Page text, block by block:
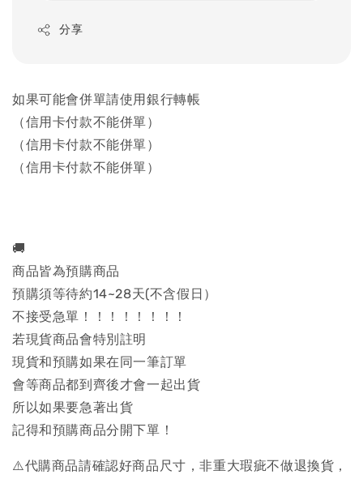
分享
如果可能會併單請使用銀行轉帳
（信用卡付款不能併單）
（信用卡付款不能併單）
（信用卡付款不能併單）
🚚
商品皆為預購商品
預購須等待約14~28天(不含假日）
不接受急單！！！！！！！！
若現貨商品會特別註明
現貨和預購如果在同一筆訂單
會等商品都到齊後才會一起出貨
所以如果要急著出貨
記得和預購商品分開下單！
⚠️代購商品請確認好商品尺寸，非重大瑕疵不做退換貨，